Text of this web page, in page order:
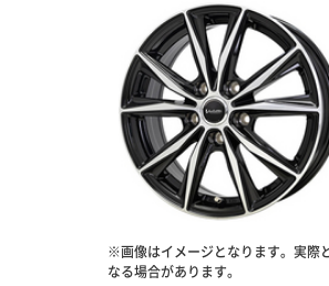
※画像はイメージとなります。実際
なる場合があります。